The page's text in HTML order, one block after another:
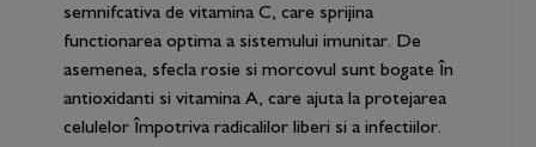
semnifcativa de vitamina C, care sprijina
functionarea optima a sistemului imunitar. De
asemenea, sfecla rosie si morcovul sunt bogate în
antioxidanti si vitamina A, care ajuta la protejarea
celulelor împotriva radicalilor liberi si a infectiilor.